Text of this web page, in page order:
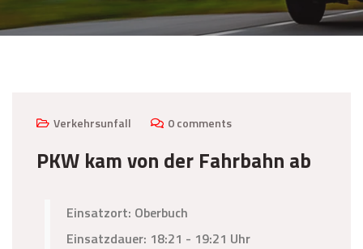
Verkehrsunfall 0 comments
PKW kam von der Fahrbahn ab
Einsatzort: Oberbuch
Einsatzdauer: 18:21 - 19:21 Uhr